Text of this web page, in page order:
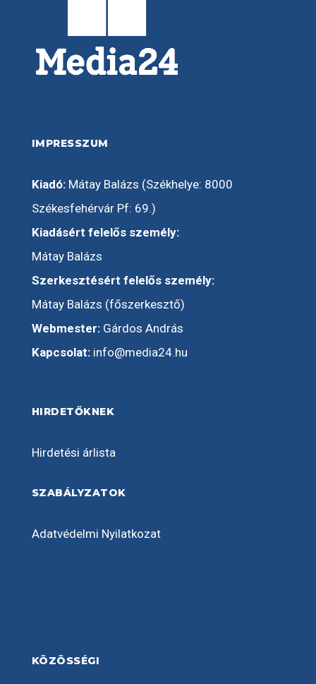
IMPRESSZUM
Kiadó:Mátay Balázs (Székhelye: 8000
Székesfehérvár Pf: 69.)
Kiadásért felelős személy:
Mátay Balázs
Szerkesztésért felelős személy:
Mátay Balázs (főszerkesztő)
Webmester:Gárdos András
Kapcsolat: info@media24.hu
HIRDETŐKNEK
Hirdetési árlista
SZABÁLYZATOK
Adatvédelmi Nyilatkozat
KÖZÖSSÉGI